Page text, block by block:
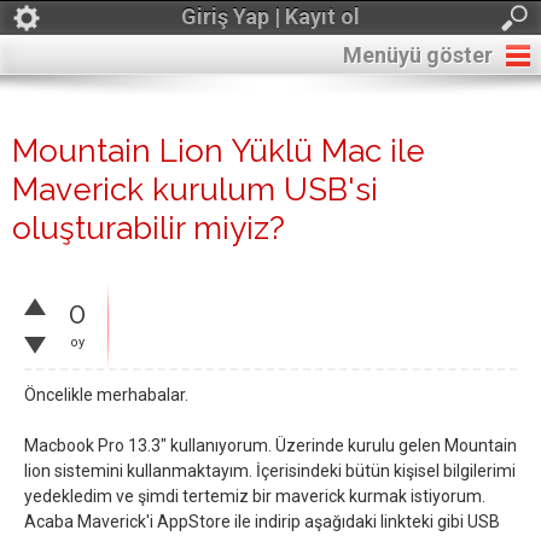
Giriş Yap | Kayıt ol
Menüyü göster
Mountain Lion Yüklü Mac ile
Maverick kurulum USB'si
oluşturabilir miyiz?
0
oy
Öncelikle merhabalar.
Macbook Pro 13.3" kullanıyorum. Üzerinde kurulu gelen Mountain
lion sistemini kullanmaktayım. İçerisindeki bütün kişisel bilgilerimi
yedekledim ve şimdi tertemiz bir maverick kurmak istiyorum.
Acaba Maverick'i AppStore ile indirip aşağıdaki linkteki gibi USB